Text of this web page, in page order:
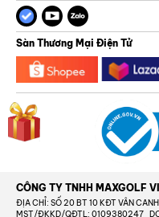
Sàn Thương Mại Điện Tử
CÔNG TY TNHH MAXGOLF
ĐỊA CHỈ: SỐ 20 BT 10 KĐT VÂN
MST/ĐKKD/QĐTL: 0109380247_DO